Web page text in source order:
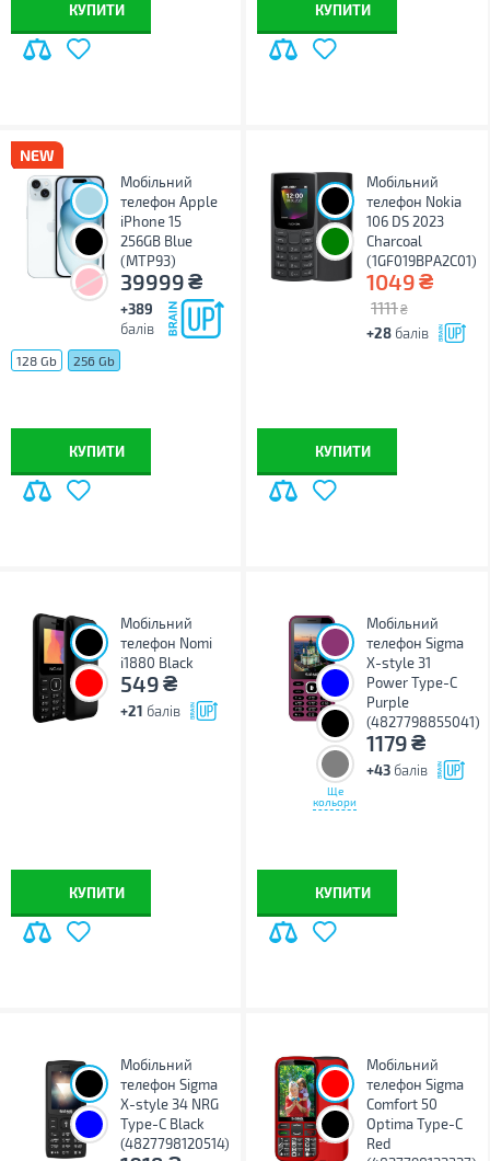
КУПИТИ КУПИТИ
Мобільний
телефон Apple
iPhone 15
256GB Blue
(MTP93)
39999₴
+389
балів
128 Gb 256 Gb
КУПИТИ
Мобільний
телефон Nokia
106 DS 2023
Charcoal
(1GF019BPA2C01)
1049₴
1111 ₴
+28 балів
КУПИТИ
Мобільний
телефон Nomi
i1880 Black
549₴
+21 балів
КУПИТИ
Ще
кольори
Мобільний
телефон Sigma
X-style 31
Power Type-C
Purple
(4827798855041)
1179₴
+43 балів
КУПИТИ
Мобільний
телефон Sigma
X-style 34 NRG
Type-C Black
(4827798120514)
Мобільний
телефон Sigma
Comfort 50
Optima Type-C
Red